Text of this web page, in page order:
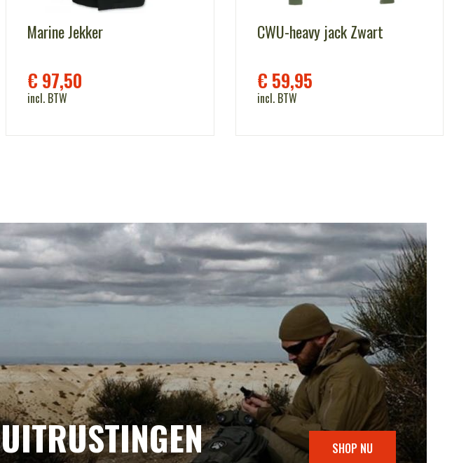
Marine Jekker
€ 97,50
incl. BTW
CWU-heavy jack Zwart
€ 59,95
incl. BTW
UITRUSTINGEN SHOP NU